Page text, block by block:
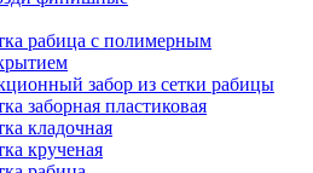
рабица с полимерным
забор из сетки рабицы
заборная пластиковая
кладочная
крученая